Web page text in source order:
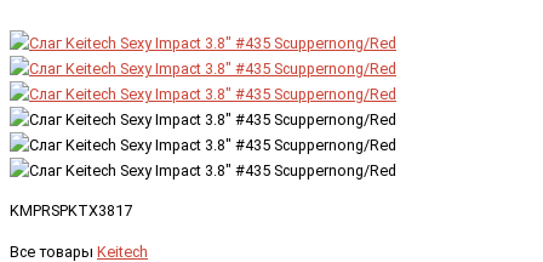
KMPRSPKTX3817
Все товары Keitech